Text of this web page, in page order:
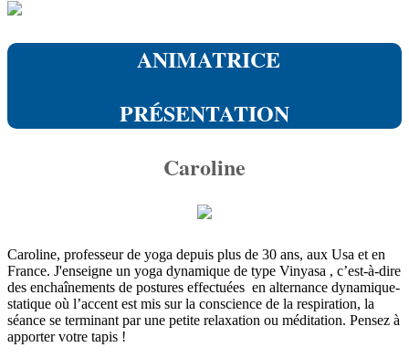
ANIMATRICE
PRÉSENTATION
Caroline
Caroline, professeur de yoga depuis plus de 30 ans, aux Usa et en
France. J'enseigne un yoga dynamique de type Vinyasa , c’est-à-dire
des enchaînements de postures effectuées en alternance dynamique-
statique où l’accent est mis sur la conscience de la respiration, la
séance se terminant par une petite relaxation ou méditation. Pensez à
apporter votre tapis !